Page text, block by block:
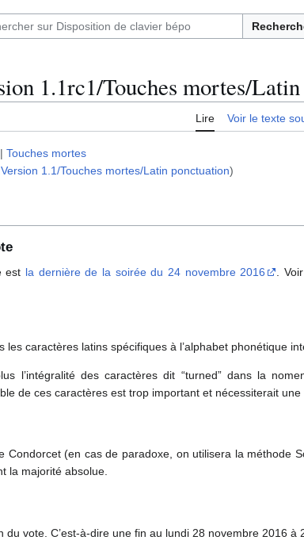
1.1rc1/Touches mortes/
Lire Voir le texte
| Touches mortes
1.1/Touches mortes/Latin ponctuation)
est la dernière de la soirée du 24 novembre 2016 .
les caractères latins spécifiques à l’alphabet phonétique
l’intégralité des caractères dit “turned” dans la
de ces caractères est trop important et nécessiterait
Condorcet (en cas de paradoxe, on utilisera la méthode
la majorité absolue.
vote. C’est-à-dire une fin au lundi 28 novembre 2016 à